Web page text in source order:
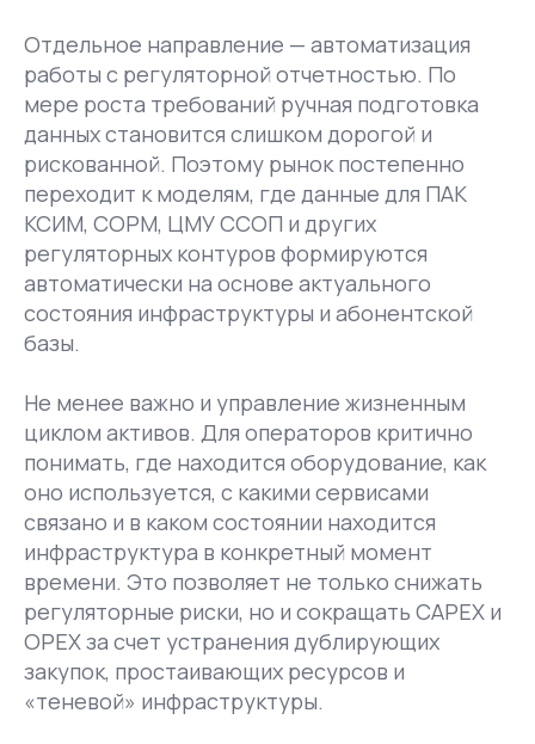
Отдельное направление — автоматизация
работы с регуляторной отчетностью. По
мере роста требований ручная подготовка
данных становится слишком дорогой и
рискованной. Поэтому рынок постепенно
переходит к моделям, где данные для ПАК
КСИМ, СОРМ, ЦМУ ССОП и других
регуляторных контуров формируются
автоматически на основе актуального
состояния инфраструктуры и абонентской
базы.
Не менее важно и управление жизненным
циклом активов. Для операторов критично
понимать, где находится оборудование, как
оно используется, с какими сервисами
связано и в каком состоянии находится
инфраструктура в конкретный момент
времени. Это позволяет не только снижать
регуляторные риски, но и сокращать CAPEX и
OPEX за счет устранения дублирующих
закупок, простаивающих ресурсов и
«теневой» инфраструктуры.